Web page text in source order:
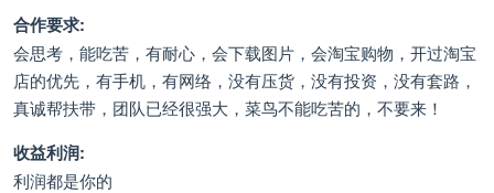
合作要求:
会思考，能吃苦，有耐心，会下载图片，会淘宝购物，开过淘宝
店的优先，有手机，有网络，没有压货，没有投资，没有套路，
真诚帮扶带，团队已经很强大，菜鸟不能吃苦的，不要来！
收益利润:
利润都是你的